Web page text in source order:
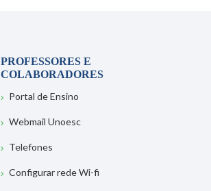
PROFESSORES E
COLABORADORES
Portal de Ensino
Webmail Unoesc
Telefones
Configurar rede Wi-fi